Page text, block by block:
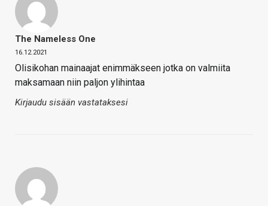
The Nameless One
16.12.2021
Olisikohan mainaajat enimmäkseen jotka on valmiita
maksamaan niin paljon ylihintaa
Kirjaudu sisään vastataksesi